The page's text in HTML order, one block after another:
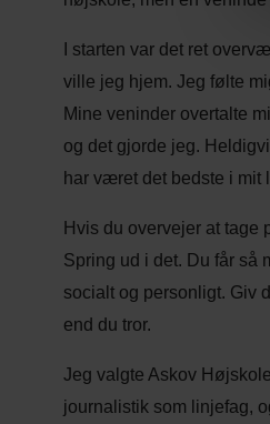
I starten var det ret
ville jeg hjem. Jeg følte
Mine veninder overtalte
og det gjorde jeg.
har været det bedste i mit
Hvis du overvejer at tage
Spring ud i det. Du får så
socialt og personligt. Giv
end du tror.
Jeg valgte Askov
journalistik som linjefag,